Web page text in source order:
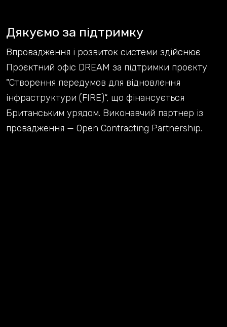
Дякуємо за підтримку
Впровадження і розвиток системи здійснює
Проєктний офіс DREAM за підтримки проєкту
"Створення передумов для відновлення
інфраструктури (FIRE)“, що фінансується
Британським урядом. Виконавчий партнер із
провадження — Open Contracting Partnership.